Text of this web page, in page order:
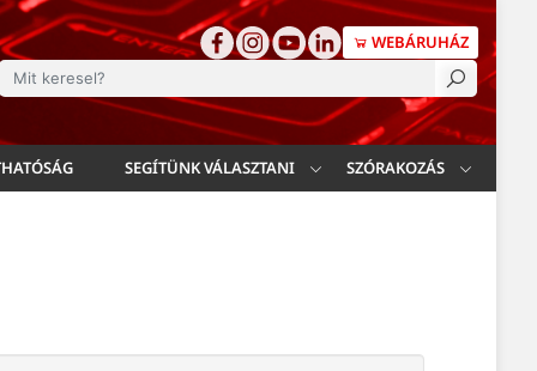
WEBÁRUHÁZ
SEGÍTÜNK VÁLASZTANI SZÓRAKOZÁS